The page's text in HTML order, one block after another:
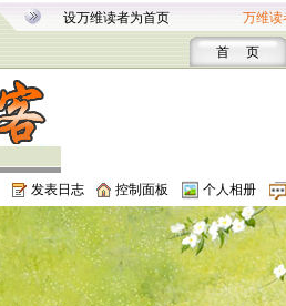
设万维读者为首页 万维读
首 页
发表日志 控制面板 个人相册